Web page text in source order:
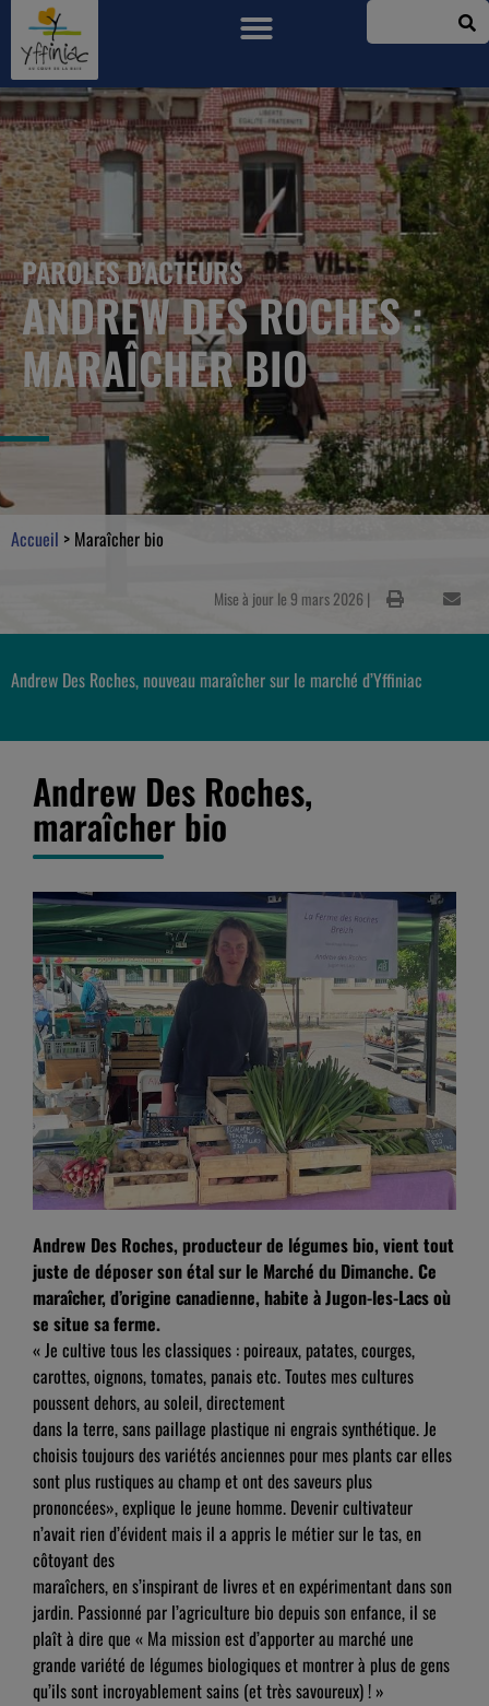
PAROLES D’ACTEURS
ANDREW DES ROCHES :
MARAÎCHER BIO
Accueil > Maraîcher bio
Mise à jour le 9 mars 2026 |
Andrew Des Roches, nouveau maraîcher sur le marché d’Yffiniac
Andrew Des Roches,
maraîcher bio
Andrew Des Roches, producteur de légumes bio, vient tout
juste de déposer son étal sur le Marché du Dimanche. Ce
maraîcher, d’origine canadienne, habite à Jugon-les-Lacs où
se situe sa ferme.
« Je cultive tous les classiques : poireaux, patates, courges,
carottes, oignons, tomates, panais etc. Toutes mes cultures
poussent dehors, au soleil, directement
dans la terre, sans paillage plastique ni engrais synthétique. Je
choisis toujours des variétés anciennes pour mes plants car elles
sont plus rustiques au champ et ont des saveurs plus
prononcées», explique le jeune homme. Devenir cultivateur
n’avait rien d’évident mais il a appris le métier sur le tas, en
côtoyant des
maraîchers, en s’inspirant de livres et en expérimentant dans son
jardin. Passionné par l’agriculture bio depuis son enfance, il se
plaît à dire que « Ma mission est d’apporter au marché une
grande variété de légumes biologiques et montrer à plus de gens
qu’ils sont incroyablement sains (et très savoureux) ! »